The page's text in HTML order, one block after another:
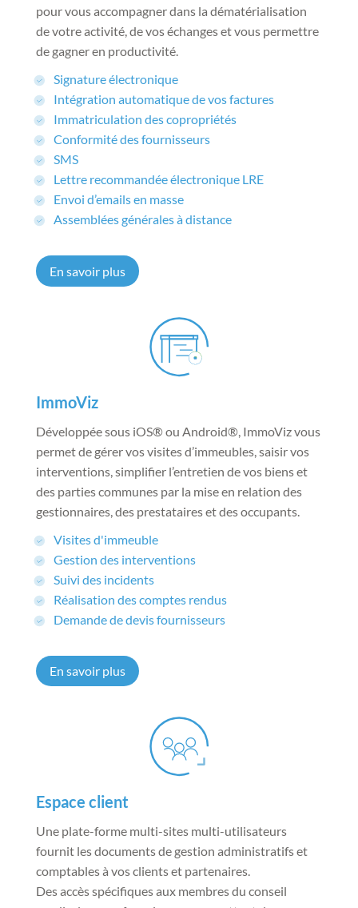
pour vous accompagner dans la dématérialisation
de votre activité, de vos échanges et vous permettre
de gagner en productivité.
Signature électronique
Intégration automatique de vos factures
Immatriculation des copropriétés
Conformité des fournisseurs
SMS
Lettre recommandée électronique LRE
Envoi d’emails en masse
Assemblées générales à distance
En savoir plus
ImmoViz
Développée sous iOS® ou Android®, ImmoViz vous
permet de gérer vos visites d’immeubles, saisir vos
interventions, simplifier l’entretien de vos biens et
des parties communes par la mise en relation des
gestionnaires, des prestataires et des occupants.
Visites d'immeuble
Gestion des interventions
Suivi des incidents
Réalisation des comptes rendus
Demande de devis fournisseurs
En savoir plus
Espace client
Une plate-forme multi-sites multi-utilisateurs
fournit les documents de gestion administratifs et
comptables à vos clients et partenaires.
Des accès spécifiques aux membres du conseil